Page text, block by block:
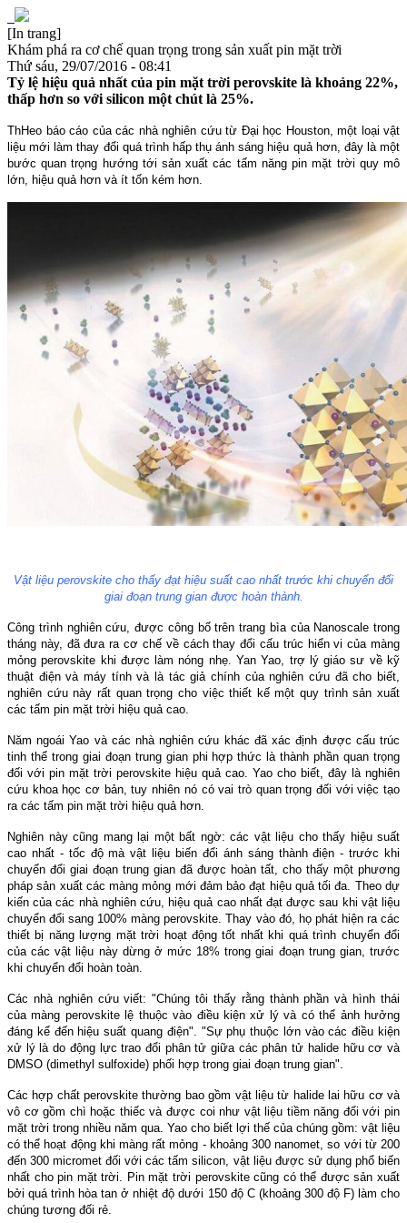
[In trang]
Khám phá ra cơ chế quan trọng trong sản xuất pin mặt trời
Thứ sáu, 29/07/2016 - 08:41
Tỷ lệ hiệu quả nhất của pin mặt trời perovskite là khoảng 22%,
thấp hơn so với silicon một chút là 25%.
ThHeo báo cáo của các nhà nghiên cứu từ Đại học Houston, một loại vật
liệu mới làm thay đổi quá trình hấp thụ ánh sáng hiệu quả hơn, đây là một
bước quan trọng hướng tới sản xuất các tấm năng pin mặt trời quy mô
lớn, hiệu quả hơn và ít tốn kém hơn.
Vật liệu perovskite cho thấy đạt hiệu suất cao nhất trước khi chuyển đổi
giai đoạn trung gian được hoàn thành.
Công trình nghiên cứu, được công bố trên trang bìa của Nanoscale trong
tháng này, đã đưa ra cơ chế về cách thay đổi cấu trúc hiển vi của màng
mỏng perovskite khi được làm nóng nhẹ. Yan Yao, trợ lý giáo sư về kỹ
thuật điện và máy tính và là tác giả chính của nghiên cứu đã cho biết,
nghiên cứu này rất quan trọng cho việc thiết kế một quy trình sản xuất
các tấm pin mặt trời hiệu quả cao.
Năm ngoái Yao và các nhà nghiên cứu khác đã xác định được cấu trúc
tinh thể trong giai đoạn trung gian phi hợp thức là thành phần quan trọng
đối với pin mặt trời perovskite hiệu quả cao. Yao cho biết, đây là nghiên
cứu khoa học cơ bản, tuy nhiên nó có vai trò quan trọng đối với việc tạo
ra các tấm pin mặt trời hiệu quả hơn.
Nghiên này cũng mang lại một bất ngờ: các vật liệu cho thấy hiệu suất
cao nhất - tốc độ mà vật liệu biến đổi ánh sáng thành điện - trước khi
chuyển đổi giai đoạn trung gian đã được hoàn tất, cho thấy một phương
pháp sản xuất các màng mỏng mới đảm bảo đạt hiệu quả tối đa. Theo dự
kiến của các nhà nghiên cứu, hiệu quả cao nhất đạt được sau khi vật liệu
chuyển đổi sang 100% màng perovskite. Thay vào đó, họ phát hiện ra các
thiết bị năng lượng mặt trời hoạt động tốt nhất khi quá trình chuyển đổi
của các vật liệu này dừng ở mức 18% trong giai đoạn trung gian, trước
khi chuyển đổi hoàn toàn.
Các nhà nghiên cứu viết: "Chúng tôi thấy rằng thành phần và hình thái
của màng perovskite lệ thuộc vào điều kiện xử lý và có thể ảnh hưởng
đáng kể đến hiệu suất quang điện". "Sự phụ thuộc lớn vào các điều kiện
xử lý là do động lực trao đổi phân tử giữa các phân tử halide hữu cơ và
DMSO (dimethyl sulfoxide) phối hợp trong giai đoạn trung gian".
Các hợp chất perovskite thường bao gồm vật liệu từ halide lai hữu cơ và
vô cơ gồm chì hoặc thiếc và được coi như vật liệu tiềm năng đối với pin
mặt trời trong nhiều năm qua. Yao cho biết lợi thế của chúng gồm: vật liệu
có thể hoạt động khi màng rất mỏng - khoảng 300 nanomet, so với từ 200
đến 300 micromet đối với các tấm silicon, vật liệu được sử dụng phổ biến
nhất cho pin mặt trời. Pin mặt trời perovskite cũng có thể được sản xuất
bởi quá trình hòa tan ở nhiệt độ dưới 150 độ C (khoảng 300 độ F) làm cho
chúng tương đối rẻ.